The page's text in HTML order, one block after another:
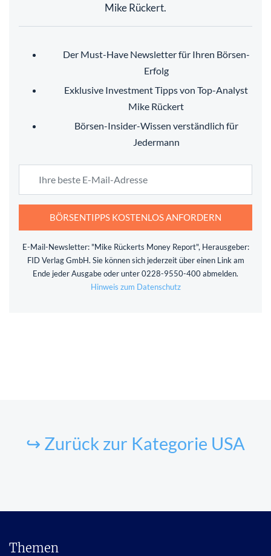
Mike Rückert.
Der Must-Have Newsletter für Ihren Börsen-
Erfolg
Exklusive Investment Tipps von Top-Analyst
Mike Rückert
Börsen-Insider-Wissen verständlich für
Jedermann
BÖRSENTIPPS KOSTENLOS ANFORDERN
E-Mail-Newsletter: "Mike Rückerts Money Report", Herausgeber:
FID Verlag GmbH. Sie können sich jederzeit über einen Link am
Ende jeder Ausgabe oder unter 0228-9550-400 abmelden.
Hinweis zum Datenschutz
↪ Zurück zur Kategorie USA
Themen